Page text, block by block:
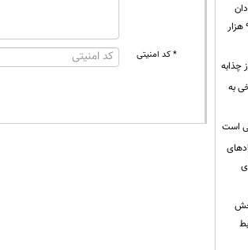
* کد امنیتی
برای نخستین بار در ۶۰ سال گذشته زیر ۹۰۰ هزار
چذابه
به
است